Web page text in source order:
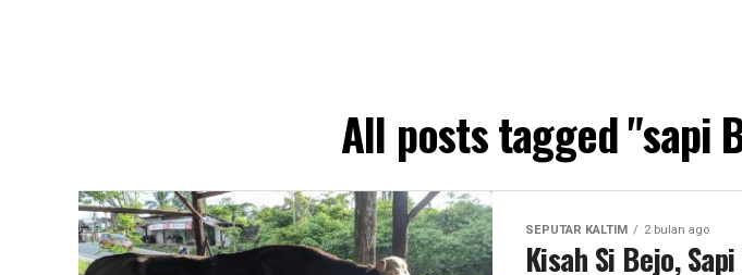
All posts tagged "sapi
SEPUTAR KALTIM 2 bulan ago
Kisah Si Bejo,